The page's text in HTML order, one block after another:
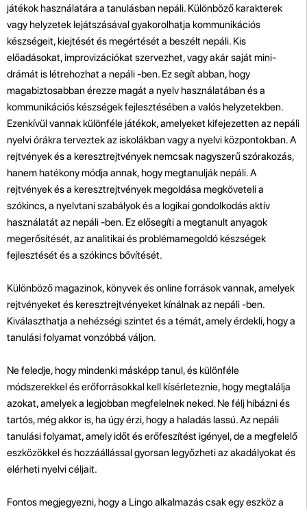
játékok használatára a tanulásban nepáli. Különböző karakterek
vagy helyzetek lejátszásával gyakorolhatja kommunikációs
készségeit, kiejtését és megértését a beszélt nepáli. Kis
előadásokat, improvizációkat szervezhet, vagy akár saját mini-
drámát is létrehozhat a nepáli -ben. Ez segít abban, hogy
magabiztosabban érezze magát a nyelv használatában és a
kommunikációs készségek fejlesztésében a valós helyzetekben.
Ezenkívül vannak különféle játékok, amelyeket kifejezetten az nepáli
nyelvi órákra terveztek az iskolákban vagy a nyelvi központokban. A
rejtvények és a keresztrejtvények nemcsak nagyszerű szórakozás,
hanem hatékony módja annak, hogy megtanulják nepáli. A
rejtvények és a keresztrejtvények megoldása megköveteli a
szókincs, a nyelvtani szabályok és a logikai gondolkodás aktív
használatát az nepáli -ben. Ez elősegíti a megtanult anyagok
megerősítését, az analitikai és problémamegoldó készségek
fejlesztését és a szókincs bővítését.
Különböző magazinok, könyvek és online források vannak, amelyek
rejtvényeket és keresztrejtvényeket kínálnak az nepáli -ben.
Kiválaszthatja a nehézségi szintet és a témát, amely érdekli, hogy a
tanulási folyamat vonzóbbá váljon.
Ne feledje, hogy mindenki másképp tanul, és különféle
módszerekkel és erőforrásokkal kell kísérleteznie, hogy megtalálja
azokat, amelyek a legjobban megfelelnek neked. Ne félj hibázni és
tartós, még akkor is, ha úgy érzi, hogy a haladás lassú. Az nepáli
tanulási folyamat, amely időt és erőfeszítést igényel, de a megfelelő
eszközökkel és hozzáállással gyorsan legyőzheti az akadályokat és
elérheti nyelvi céljait.
Fontos megjegyezni, hogy a Lingo alkalmazás csak egy eszköz a